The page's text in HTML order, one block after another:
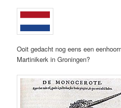
Ooit gedacht nog eens een
Martinikerk in Groningen?